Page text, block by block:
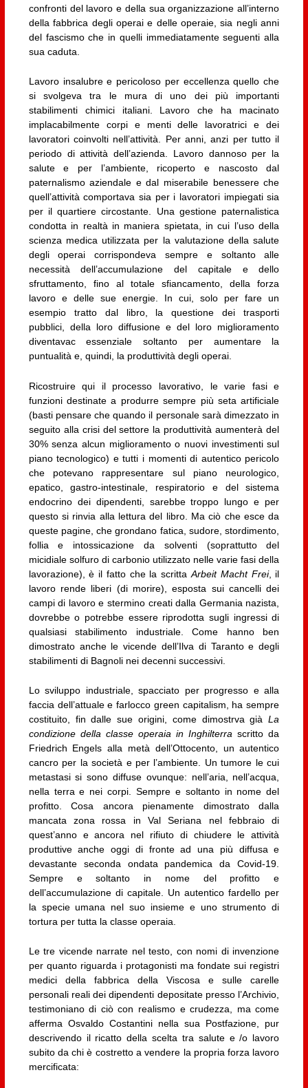
confronti del lavoro e della sua organizzazione all’interno
della fabbrica degli operai e delle operaie, sia negli anni
del fascismo che in quelli immediatamente seguenti alla
sua caduta.
Lavoro insalubre e pericoloso per eccellenza quello che
si svolgeva tra le mura di uno dei più importanti
stabilimenti chimici italiani. Lavoro che ha macinato
implacabilmente corpi e menti delle lavoratrici e dei
lavoratori coinvolti nell’attività. Per anni, anzi per tutto il
periodo di attività dell’azienda. Lavoro dannoso per la
salute e per l’ambiente, ricoperto e nascosto dal
paternalismo aziendale e dal miserabile benessere che
quell’attività comportava sia per i lavoratori impiegati sia
per il quartiere circostante. Una gestione paternalistica
condotta in realtà in maniera spietata, in cui l’uso della
scienza medica utilizzata per la valutazione della salute
degli operai corrispondeva sempre e soltanto alle
necessità dell’accumulazione del capitale e dello
sfruttamento, fino al totale sfiancamento, della forza
lavoro e delle sue energie. In cui, solo per fare un
esempio tratto dal libro, la questione dei trasporti
pubblici, della loro diffusione e del loro miglioramento
diventavac essenziale soltanto per aumentare la
puntualità e, quindi, la produttività degli operai.
Ricostruire qui il processo lavorativo, le varie fasi e
funzioni destinate a produrre sempre più seta artificiale
(basti pensare che quando il personale sarà dimezzato in
seguito alla crisi del settore la produttività aumenterà del
30% senza alcun miglioramento o nuovi investimenti sul
piano tecnologico) e tutti i momenti di autentico pericolo
che potevano rappresentare sul piano neurologico,
epatico, gastro-intestinale, respiratorio e del sistema
endocrino dei dipendenti, sarebbe troppo lungo e per
questo si rinvia alla lettura del libro. Ma ciò che esce da
queste pagine, che grondano fatica, sudore, stordimento,
follia e intossicazione da solventi (soprattutto del
micidiale solfuro di carbonio utilizzato nelle varie fasi della
lavorazione), è il fatto che la scrittaArbeit Macht Frei, il
lavoro rende liberi (di morire), esposta sui cancelli dei
campi di lavoro e stermino creati dalla Germania nazista,
dovrebbe o potrebbe essere riprodotta sugli ingressi di
qualsiasi stabilimento industriale. Come hanno ben
dimostrato anche le vicende dell’Ilva di Taranto e degli
stabilimenti di Bagnoli nei decenni successivi.
Lo sviluppo industriale, spacciato per progresso e alla
faccia dell’attuale e farlocco green capitalism, ha sempre
costituito, fin dalle sue origini, come dimostrva giàLa
condizione della classe operaia in Inghilterra scritto da
Friedrich Engels alla metà dell’Ottocento, un autentico
cancro per la società e per l’ambiente. Un tumore le cui
metastasi si sono diffuse ovunque: nell’aria, nell’acqua,
nella terra e nei corpi. Sempre e soltanto in nome del
profitto. Cosa ancora pienamente dimostrato dalla
mancata zona rossa in Val Seriana nel febbraio di
quest’anno e ancora nel rifiuto di chiudere le attività
produttive anche oggi di fronte ad una più diffusa e
devastante seconda ondata pandemica da Covid-19.
Sempre e soltanto in nome del profitto e
dell’accumulazione di capitale. Un autentico fardello per
la specie umana nel suo insieme e uno strumento di
tortura per tutta la classe operaia.
Le tre vicende narrate nel testo, con nomi di invenzione
per quanto riguarda i protagonisti ma fondate sui registri
medici della fabbrica della Viscosa e sulle carelle
personali reali dei dipendenti depositate presso l’Archivio,
testimoniano di ciò con realismo e crudezza, ma come
afferma Osvaldo Costantini nella sua Postfazione, pur
descrivendo il ricatto della scelta tra salute e /o lavoro
subito da chi è costretto a vendere la propria forza lavoro
mercificata: